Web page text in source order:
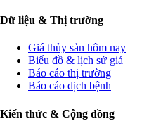
Dữ liệu & Thị trường
Giá thủy sản hôm nay
Biểu đồ & lịch sử giá
Báo cáo thị trường
Báo cáo dịch bệnh
Kiến thức & Cộng đồng